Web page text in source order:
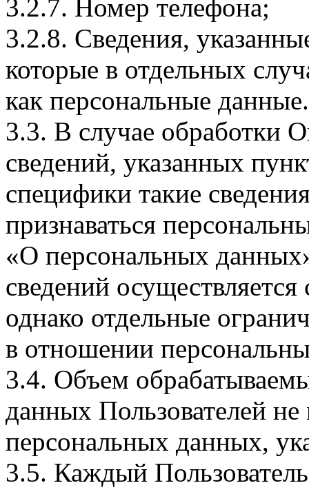
3.2.7. Номер телефона;
3.2.8. Сведения,
которые в отдельных
как персональные данные.
3.3. В случае обработки
сведений, указанных
специфики такие
признаваться
«О персональных
сведений
однако отдельные
в отношении
3.4. Объем
данных Пользователей
персональных данных,
3.5. Каждый